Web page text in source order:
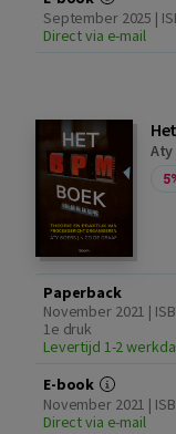
September 2025 |
Direct via e-mail
Aty
Paperback
November 2021 |
1e druk
Levertijd 1-2
E-book
November 2021 |
Direct via e-mail